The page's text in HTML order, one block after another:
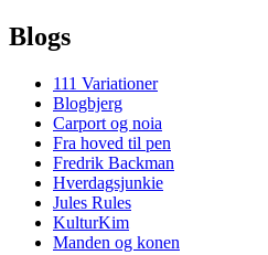
Blogs
111 Variationer
Blogbjerg
Carport og noia
Fra hoved til pen
Fredrik Backman
Hverdagsjunkie
Jules Rules
KulturKim
Manden og konen